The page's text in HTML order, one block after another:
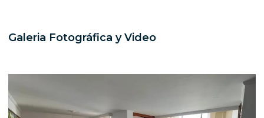
Galeria Fotográfica y Video